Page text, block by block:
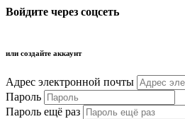
Войдите через соцсеть
или создайте аккаунт
Адрес электронной почты
Пароль
Пароль ещё раз